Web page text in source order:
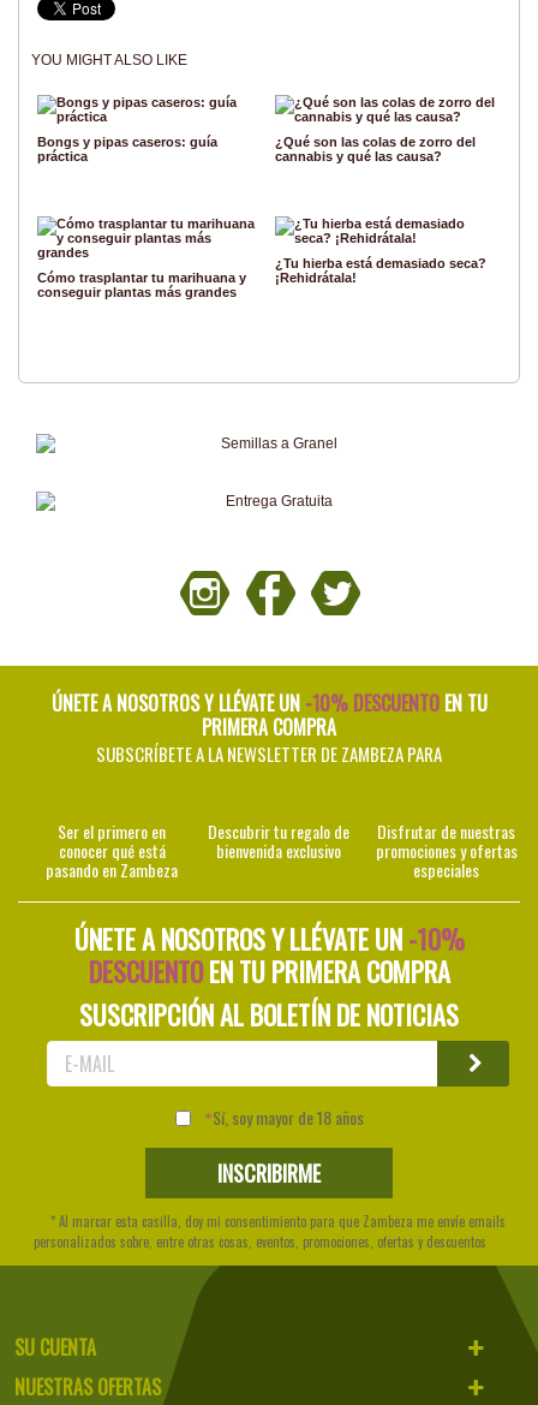
YOU MIGHT ALSO LIKE
Bongs y pipas caseros: guía
práctica
¿Qué son las colas de zorro del
cannabis y qué las causa?
Cómo trasplantar tu marihuana y
conseguir plantas más grandes
¿Tu hierba está demasiado seca?
¡Rehidrátala!
ÚNETE A NOSOTROS Y LLÉVATE UN -10% DESCUENTOEN TU
PRIMERA COMPRA
SUBSCRÍBETE A LA NEWSLETTER DE ZAMBEZA PARA
Ser el primero en
conocer qué está
pasando en Zambeza
Descubrir tu regalo de
bienvenida exclusivo
Disfrutar de nuestras
promociones y ofertas
especiales
ÚNETE A NOSOTROS Y LLÉVATE UN-10%
DESCUENTOEN TU PRIMERA COMPRA
SUSCRIPCIÓN AL BOLETÍN DE NOTICIAS
Sí, soy mayor de 18 años
* Al marcar esta casilla, doy mi consentimiento para que Zambeza me envíe emails
personalizados sobre, entre otras cosas, eventos, promociones, ofertas y descuentos
SU CUENTA
NUESTRAS OFERTAS